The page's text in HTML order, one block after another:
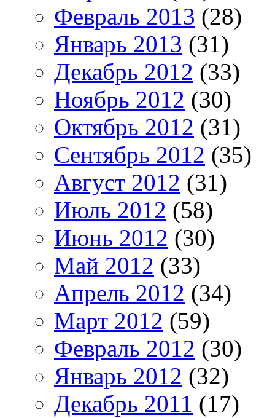
Февраль 2013 (28)
Январь 2013 (31)
Декабрь 2012 (33)
Ноябрь 2012 (30)
Октябрь 2012 (31)
Сентябрь 2012 (35)
Август 2012 (31)
Июль 2012 (58)
Июнь 2012 (30)
Май 2012 (33)
Апрель 2012 (34)
Март 2012 (59)
Февраль 2012 (30)
Январь 2012 (32)
Декабрь 2011 (17)